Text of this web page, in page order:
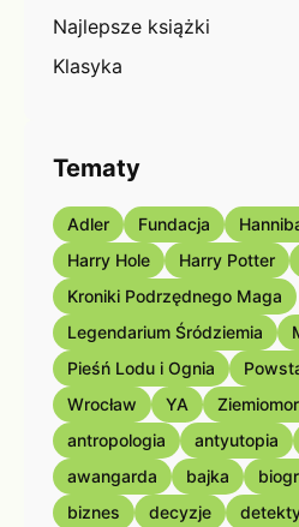
Najlepsze książki
Klasyka
Tematy
Adler Fundacja
Harry Hole
Harry Potter
Kroniki Podrzędnego Maga
Legendarium Śródziemia
Pieśń Lodu i Ognia
Wrocław
YA
antropologia
antyutopia
awangarda
bajka
biznes
decyzje